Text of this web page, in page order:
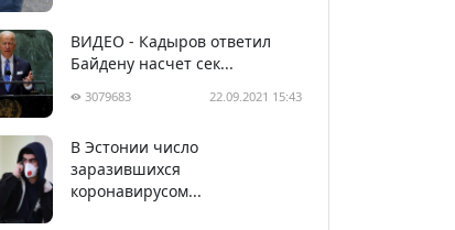
ВИДЕО - Кадыров ответил
Байдену насчет сек...
3079683 22.09.2021 15:43
В Эстонии число
заразившихся
коронавирусом...